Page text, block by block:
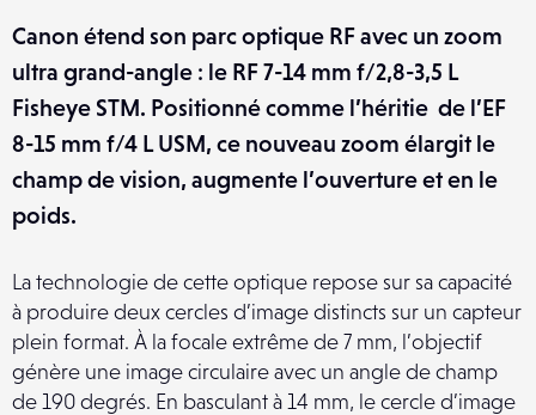
Canon étend son parc optique RF avec un zoom
ultra grand-angle : le RF 7-14 mm f/2,8-3,5 L
Fisheye STM. Positionné comme l’héritie de l’EF
8-15 mm f/4 L USM, ce nouveau zoom élargit le
champ de vision, augmente l’ouverture et en le
poids.
La technologie de cette optique repose sur sa capacité
à produire deux cercles d’image distincts sur un capteur
plein format. À la focale extrême de 7 mm, l’objectif
génère une image circulaire avec un angle de champ
de 190 degrés. En basculant à 14 mm, le cercle d’image